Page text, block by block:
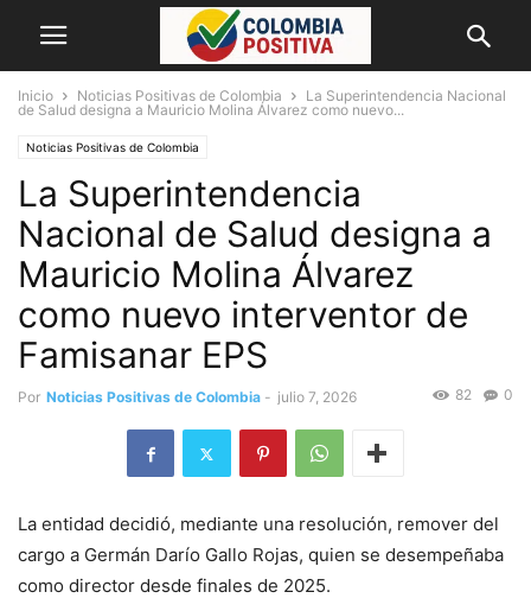
Inicio Noticias Positivas de Colombia
La Superintendencia Nacional
de Salud designa a Mauricio Molina Álvarez como nuevo...
Noticias Positivas de Colombia
La Superintendencia
Nacional de Salud designa a
Mauricio Molina Álvarez
como nuevo interventor de
Famisanar EPS
Por Noticias Positivas de Colombia - julio 7, 2026 0
82
La entidad decidió, mediante una resolución, remover del
cargo a Germán Darío Gallo Rojas, quien se desempeñaba
como director desde finales de 2025.